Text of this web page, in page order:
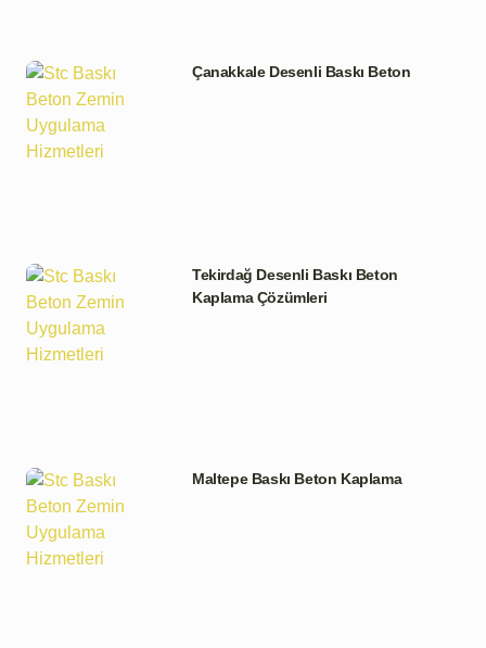
Çanakkale Desenli Baskı Beton
Tekirdağ Desenli Baskı Beton
Kaplama Çözümleri
Maltepe Baskı Beton Kaplama